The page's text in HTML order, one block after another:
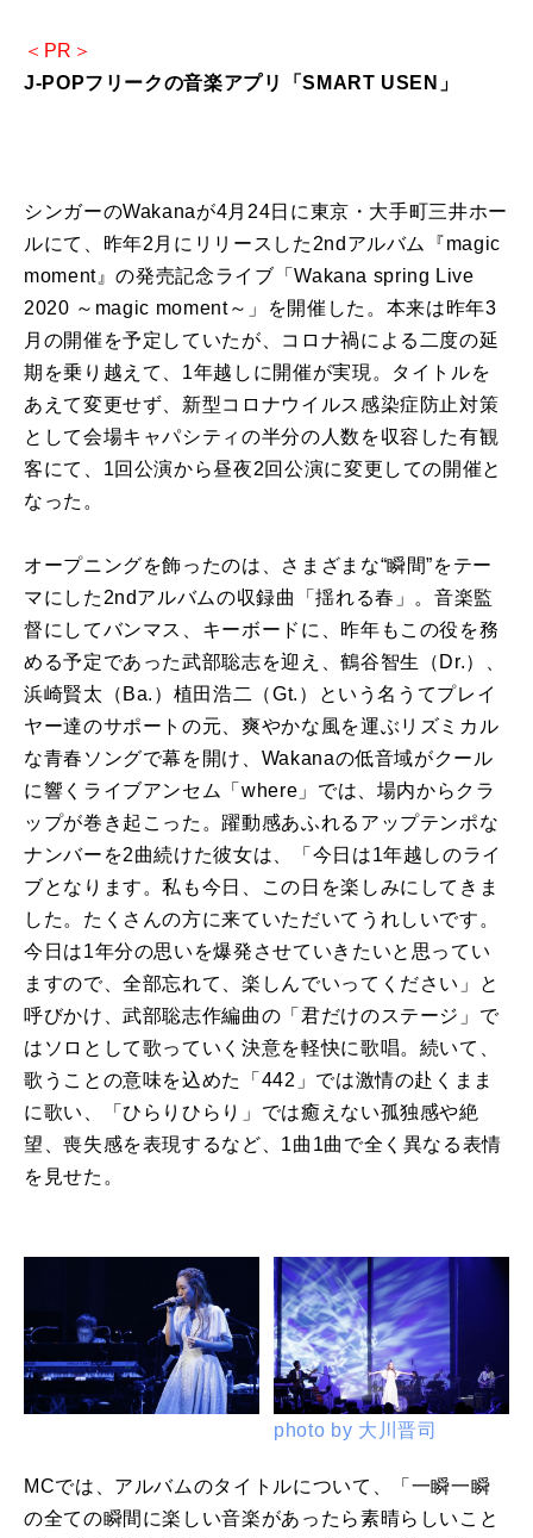
＜PR＞
J-POPフリークの音楽アプリ「SMART USEN」
シンガーのWakanaが4月24日に東京・大手町三井ホー
ルにて、昨年2月にリリースした2ndアルバム『magic
moment』の発売記念ライブ「Wakana spring Live
2020 ～magic moment～」を開催した。本来は昨年3
月の開催を予定していたが、コロナ禍による二度の延
期を乗り越えて、1年越しに開催が実現。タイトルを
あえて変更せず、新型コロナウイルス感染症防止対策
として会場キャパシティの半分の人数を収容した有観
客にて、1回公演から昼夜2回公演に変更しての開催と
なった。
オープニングを飾ったのは、さまざまな“瞬間”をテー
マにした2ndアルバムの収録曲「揺れる春」。音楽監
督にしてバンマス、キーボードに、昨年もこの役を務
める予定であった武部聡志を迎え、鶴谷智生（Dr.）、
浜崎賢太（Ba.）植田浩二（Gt.）という名うてプレイ
ヤー達のサポートの元、爽やかな風を運ぶリズミカル
な青春ソングで幕を開け、Wakanaの低音域がクール
に響くライブアンセム「where」では、場内からクラ
ップが巻き起こった。躍動感あふれるアップテンポな
ナンバーを2曲続けた彼女は、「今日は1年越しのライ
ブとなります。私も今日、この日を楽しみにしてきま
した。たくさんの方に来ていただいてうれしいです。
今日は1年分の思いを爆発させていきたいと思ってい
ますので、全部忘れて、楽しんでいってください」と
呼びかけ、武部聡志作編曲の「君だけのステージ」で
はソロとして歌っていく決意を軽快に歌唱。続いて、
歌うことの意味を込めた「442」では激情の赴くまま
に歌い、「ひらりひらり」では癒えない孤独感や絶
望、喪失感を表現するなど、1曲1曲で全く異なる表情
を見せた。
photo by 大川晋司
MCでは、アルバムのタイトルについて、「一瞬一瞬
の全ての瞬間に楽しい音楽があったら素晴らしいこと